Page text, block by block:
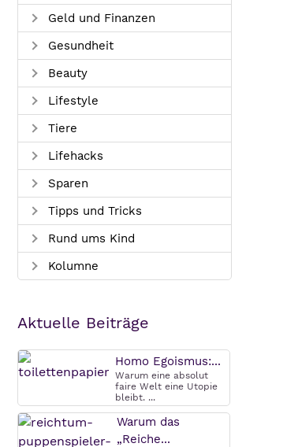
Geld und Finanzen
Gesundheit
Beauty
Lifestyle
Tiere
Lifehacks
Sparen
Tipps und Tricks
Rund ums Kind
Kolumne
Aktuelle Beiträge
Homo Egoismus:...
Warum eine absolut
faire Welt eine Utopie
bleibt. ...
Warum das
„Reiche...